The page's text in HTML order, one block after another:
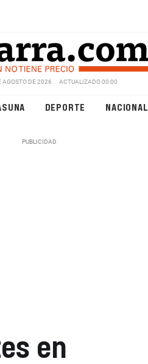
AGOSTO DE 2026 ACTUALIZADO 00:00
DEPORTE NACIONAL
en